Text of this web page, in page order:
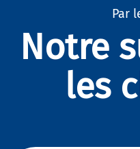
Par
Notre
les